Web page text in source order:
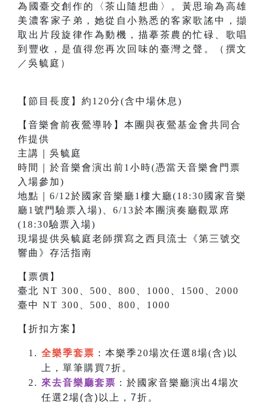
為國臺交創作的〈茶山隨想曲〉。黃思瑜為高雄
美濃客家子弟，她從自小熟悉的客家歌謠中，擷
取出片段旋律作為動機，描摹茶農的忙碌、歌唱
到豐收，是值得您再次回味的臺灣之聲。（撰文
／吳毓庭）
【節目長度】約120分(含中場休息)
【音樂會前夜鶯導聆】本團與夜鶯基金會共同合
作提供
主講｜吳毓庭
時間｜於音樂會演出前1小時(憑當天音樂會門票
入場參加)
地點｜6/12於國家音樂廳1樓大廳(18:30國家音樂
廳1號門驗票入場)、6/13於本團演奏廳觀眾席
(18:30驗票入場)
現場提供吳毓庭老師撰寫之 西貝流士 《第三號交
響曲 》存活指南
【票價】
臺北 NT 300、500、800、1000、1500、2000
臺中 NT 300、500、800、1000
【折扣方案】
全樂季套票 ：本樂季20場次任選8場(含)以
上，單筆購買7折。
來去音樂廳套票 ：於國家音樂廳演出4場次
任選2場(含)以上，7折。